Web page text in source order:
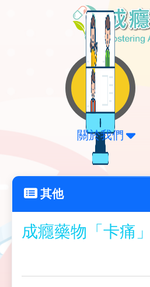
關於我們
其他
成癮藥物「卡痛